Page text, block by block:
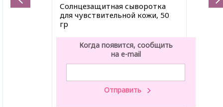
Солнцезащитная сыворотка
для чувствительной кожи, 50
гр
Когда появится, сообщить
на e-mail